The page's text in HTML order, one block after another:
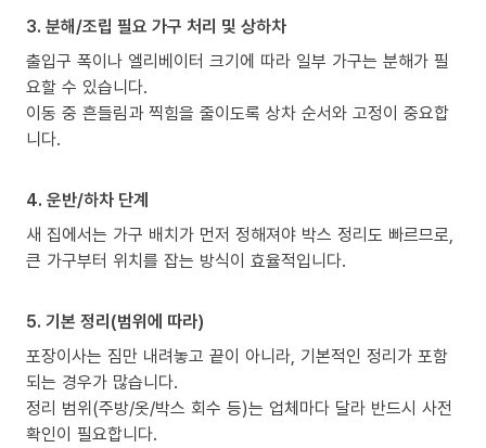
3. 분해/조립 필요 가구 처리 및 상하차
출입구 폭이나 엘리베이터 크기에 따라 일부 가구는 분해가 필
요할 수 있습니다.
이동 중 흔들림과 찍힘을 줄이도록 상차 순서와 고정이 중요합
니다.
4. 운반/하차 단계
새 집에서는 가구 배치가 먼저 정해져야 박스 정리도 빠르므로,
큰 가구부터 위치를 잡는 방식이 효율적입니다.
5. 기본 정리(범위에 따라)
포장이사는 짐만 내려놓고 끝이 아니라, 기본적인 정리가 포함
되는 경우가 많습니다.
정리 범위(주방/옷/박스 회수 등)는 업체마다 달라 반드시 사전
확인이 필요합니다.